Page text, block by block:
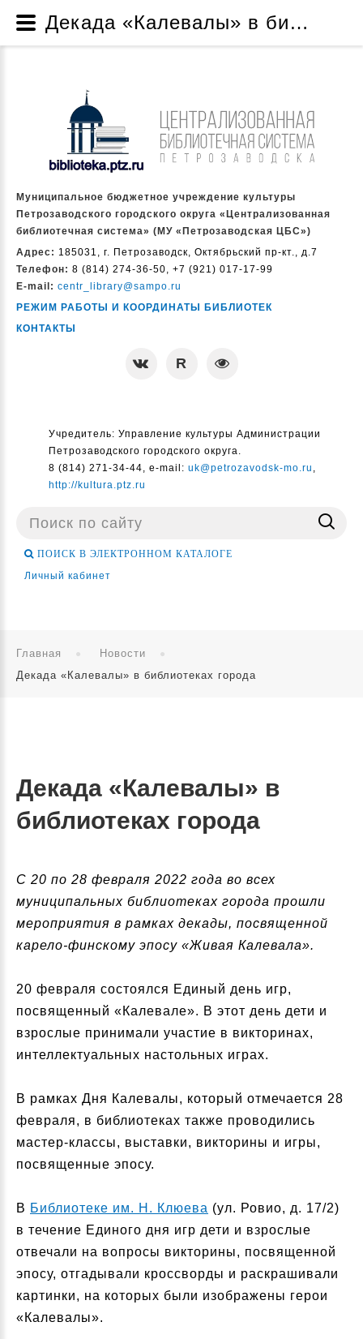
Муниципальное бюджетное учреждение культуры
Петрозаводского городского округа «Централизованная
библиотечная система» (МУ «Петрозаводская ЦБС»)
Адрес: 185031, г. Петрозаводск, Октябрьский пр-кт., д.7
Телефон: 8 (814) 274-36-50, +7 (921) 017-17-99
E-mail: centr_library@sampo.ru
РЕЖИМ РАБОТЫ И КООРДИНАТЫ БИБЛИОТЕК
КОНТАКТЫ
Учредитель: Управление культуры Администрации
Петрозаводского городского округа.
8 (814) 271-34-44, e-mail: uk@petrozavodsk-mo.ru ,
http://kultura.ptz.ru
Поиск
ПОИСК В ЭЛЕКТРОННОМ КАТАЛОГЕ
Личный кабинет
Главная
Новости
Декада «Калевалы» в библиотеках города
Декада «Калевалы» в
библиотеках города
С 20 по 28 февраля 2022 года во всех
муниципальных библиотеках города прошли
мероприятия в рамках декады, посвященной
карело-финскому эпосу «Живая Калевала».
20 февраля состоялся Единый день игр,
посвященный «Калевале». В этот день дети и
взрослые принимали участие в викторинах,
интеллектуальных настольных играх.
В рамках Дня Калевалы, который отмечается 28
февраля, в библиотеках также проводились
мастер-классы, выставки, викторины и игры,
посвященные эпосу.
В Библиотеке им. Н. Клюева (ул. Ровио, д. 17/2)
в течение Единого дня игр дети и взрослые
отвечали на вопросы викторины, посвященной
эпосу, отгадывали кроссворды и раскрашивали
картинки, на которых были изображены герои
«Калевалы».
Декада «Калевалы» в библиотеках города - Новости - Муниципальное бюджетное учреждение культуры Петрозаводского городского округа «Централизованная библиотечная система» (МУ «Петрозаводская ЦБС»)